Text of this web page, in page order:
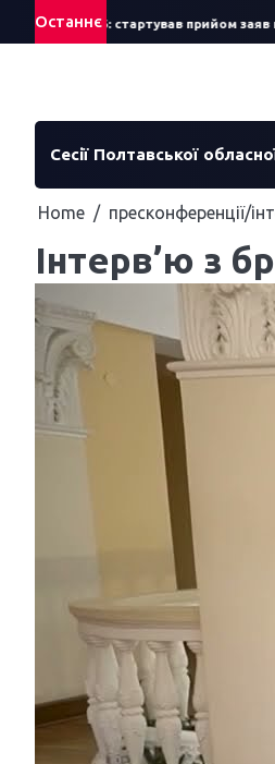
Останнє
– 2026: стартував прийом заяв на
Сесії Полтавської
Home пресконференції/
Інтерв’ю з